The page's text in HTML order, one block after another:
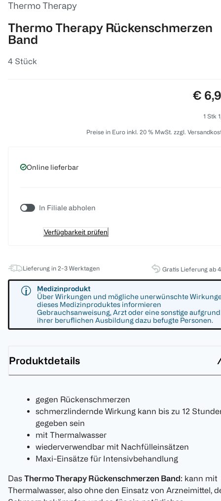
Thermo Therapy
Thermo Therapy Rückenschmerzen
Band
4 Stück
€
1 Stk
Preise in Euro inkl. 20 % MwSt. zzgl.
Online lieferbar
In Filiale abholen
Verfügbarkeit prüfen
Lieferung in 2-3 Werktagen Gratis Lieferung ab
Medizinprodukt
Über Wirkungen und mögliche unerwünschte
dieses Medizinproduktes informieren
Gebrauchsanweisung, Arzt oder eine sonstige aufgrund
ihrer beruflichen Ausbildung dazu befugte Personen.
Produktdetails
gegen Rückenschmerzen
schmerzlindernde Wirkung kann bis zu 12
gegeben sein
mit Thermalwasser
wiederverwendbar mit Nachfülleinsätzen
Maxi-Einsätze für Intensivbehandlung
Das Thermo Therapy Rückenschmerzen Band: kann mit
Thermalwasser, also ohne den Einsatz von Arzneimittel,